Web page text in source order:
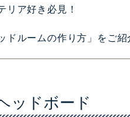
リア好き必見！
ドルームの作り方」をご紹
ッドボード